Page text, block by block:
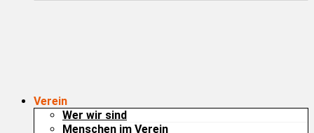
Verein
Wer wir sind
Menschen im Verein